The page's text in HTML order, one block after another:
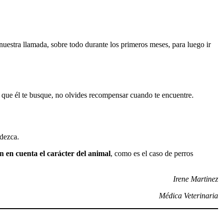
llamada, sobre todo durante los primeros meses, para luego ir
él te busque, no olvides recompensar cuando te encuentre.
en cuenta el carácter del animal, como es el caso de perros
Irene Martinez
Médica Veterinaria